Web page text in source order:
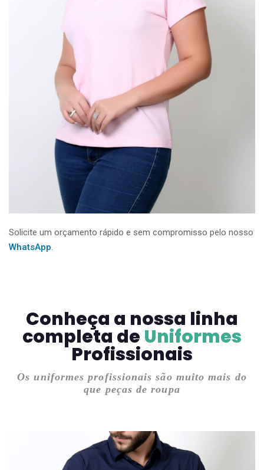
Solicite um orçamento rápido e sem compromisso pelo nosso
WhatsApp.
Conheça a nossa linha
completa de Uniformes
Profissionais
Os uniformes profissionais são muito mais do
que peças de roupa